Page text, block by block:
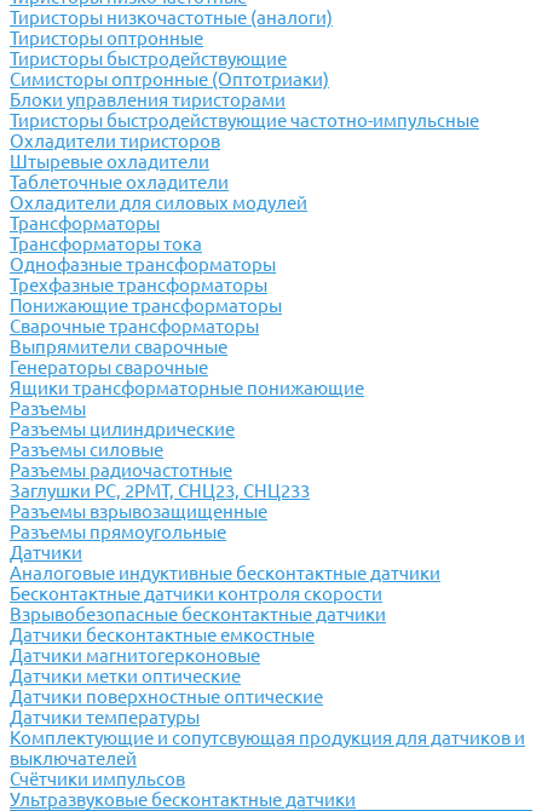
Тиристоры низкочастотные (аналоги)
Тиристоры оптронные
Тиристоры быстродействующие
Симисторы оптронные (Оптотриаки)
Блоки управления тиристорами
Тиристоры быстродействующие частотно-импульсные
Охладители тиристоров
Штыревые охладители
Таблеточные охладители
Охладители для силовых модулей
Трансформаторы
Трансформаторы тока
Однофазные трансформаторы
Трехфазные трансформаторы
Понижающие трансформаторы
Сварочные трансформаторы
Выпрямители сварочные
Генераторы сварочные
Ящики трансформаторные понижающие
Разъемы
Разъемы цилиндрические
Разъемы силовые
Разъемы радиочастотные
Заглушки РС, 2РМТ, СНЦ23, СНЦ233
Разъемы взрывозащищенные
Разъемы прямоугольные
Датчики
Аналоговые индуктивные бесконтактные датчики
Бесконтактные датчики контроля скорости
Взрывобезопасные бесконтактные датчики
Датчики бесконтактные емкостные
Датчики магнитогерконовые
Датчики метки оптические
Датчики поверхностные оптические
Датчики температуры
Комплектующие и сопутсвующая продукция для датчиков и
выключателей
Счётчики импульсов
Ультразвуковые бесконтактные датчики